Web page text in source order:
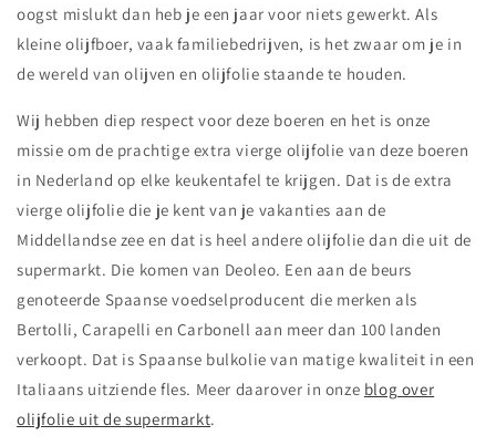
oogst mislukt dan heb je een jaar voor niets gewerkt. Als
kleine olijfboer, vaak familiebedrijven, is het zwaar om je in
de wereld van olijven en olijfolie staande te houden.
Wij hebben diep respect voor deze boeren en het is onze
missie om de prachtige extra vierge olijfolie van deze boeren
in Nederland op elke keukentafel te krijgen. Dat is de extra
vierge olijfolie die je kent van je vakanties aan de
Middellandse zee en dat is heel andere olijfolie dan die uit de
supermarkt. Die komen van Deoleo. Een aan de beurs
genoteerde Spaanse voedselproducent die merken als
Bertolli, Carapelli en Carbonell aan meer dan 100 landen
verkoopt. Dat is Spaanse bulkolie van matige kwaliteit in een
Italiaans uitziende fles. Meer daarover in onze blog over
olijfolie uit de supermarkt.